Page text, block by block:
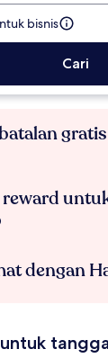
bisnis
Cari
dengan